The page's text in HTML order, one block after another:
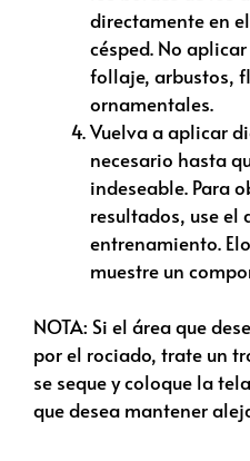
directamente en
césped. No
follaje, arbustos,
ornamentales.
Vuelva a aplicar
necesario hasta
indeseable. Para
resultados, use el
entrenamiento.
muestre un
NOTA: Si el área que
por el rociado, trate un
se seque y coloque la
que desea mantener